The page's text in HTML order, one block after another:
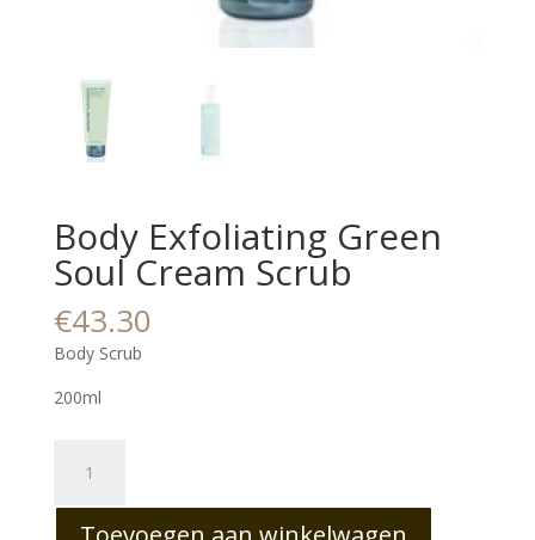
Body Exfoliating Green
Soul Cream Scrub
€43.30
Body Scrub
200ml
Exfoliating
Green
Soul